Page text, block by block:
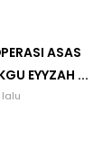
ASAS
EYYZAH ...
lalu